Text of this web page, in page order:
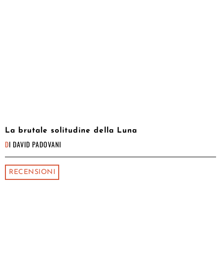
La brutale solitudine della Luna
DI DAVID PADOVANI
RECENSIONI